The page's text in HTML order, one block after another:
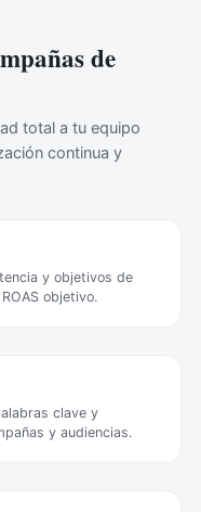
de
total a tu equipo
continua y
y objetivos de
objetivo.
clave y
y audiencias.